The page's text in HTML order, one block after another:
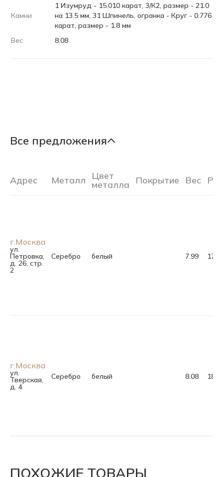
Камни
1 Изумруд - 15.010 карат, 3/К2, размер - 21.0
на 13.5 мм, 31 Шпинель, огранка - Круг - 0.776
карат, размер - 1.8 мм
Вес
8.08
Все предложения
Адрес Металл Цвет
металла Покрытие Вес
г.Москва
ул.
Петровка,
д. 26, стр.
2
Серебро белый 7.99 17.5
г.Москва
ул.
Тверская,
д. 4
Серебро белый 8.08 18.5
ПОХОЖИЕ ТОВАРЫ